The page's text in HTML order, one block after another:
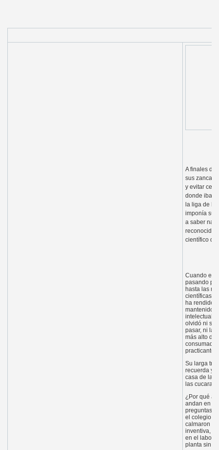
A finales de
sus
y evitar
donde iba
la liga de
imponía su
a saber
reconocido
científico de
Cuando
pasando
hasta las
científicas
ha rendido
mantenido
intelectual
olvidó ni
pasar, ni
más alto de
consumado
practicante.
Su larga
recuerda y
casa de la
las
¿Por qué a
andan en
preguntas
el colegio y
calmaron
inventiva,
en el
planta sin